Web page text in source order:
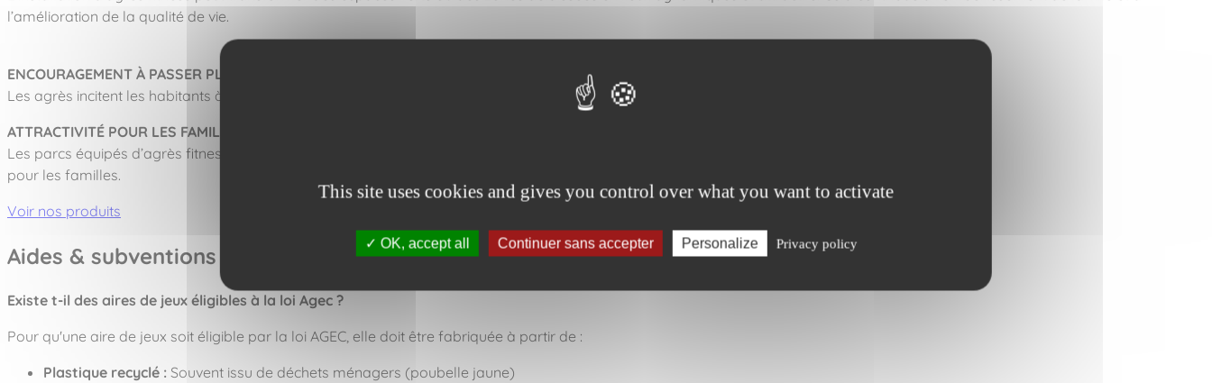
This site uses cookies and gives you control over what you want to activate
OK, accept all Continuer sans accepter Personalize Privacy policy
l’amélioration de la qualité de vie.
ENCOURAGEMENT À PASSER PLUS DE TEMPS À L’EXTÉRIEUR :
Les agrès incitent les habitants à sortir de chez eux, à profiter de l’air frais et du cadre naturel de leur ville.
ATTRACTIVITÉ POUR LES FAMILLES :
Les parcs équipés d’agrès fitness peuvent devenir des destinations privilégiées
pour les familles.
Voir nos produits
Aides & subventions
Existe t-il des aires de jeux éligibles à la loi Agec ?
Pour qu'une aire de jeux soit éligible par la loi AGEC, elle doit être fabriquée à partir de :
Plastique recyclé : Souvent issu de déchets ménagers (poubelle jaune)